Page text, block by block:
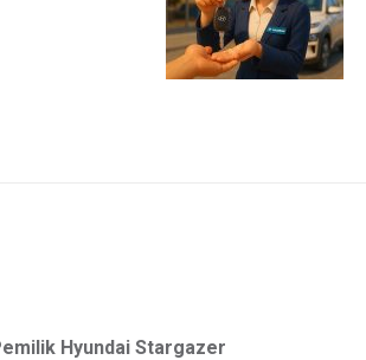
Hyundai Stargazer